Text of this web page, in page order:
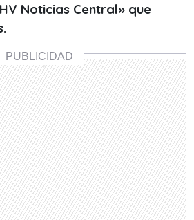
Noticias Central» que